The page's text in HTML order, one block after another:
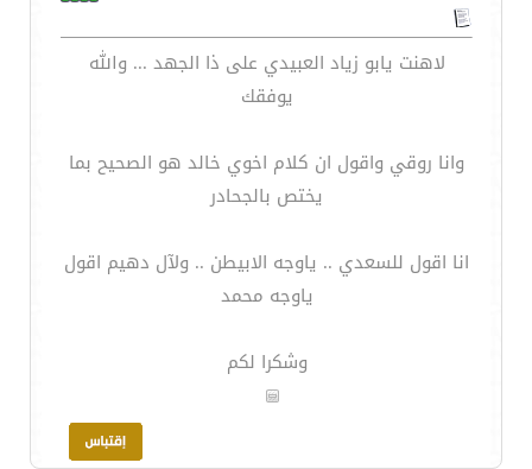
لاهنت يابو زياد العبيدي على ذا الجهد ... والله
يوفقك
وانا روقي واقول ان كلام اخوي خالد هو الصحيح بما
يختص بالجحادر
انا اقول للسعدي .. ياوجه الابيطن .. ولآل دهيم اقول
ياوجه محمد
وشكرا لكم